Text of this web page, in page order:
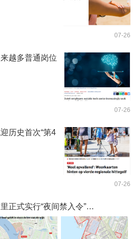
07-26
越多普通岗位
07-26
历史首次“第4
07-26
正式实行“夜间禁入令”…